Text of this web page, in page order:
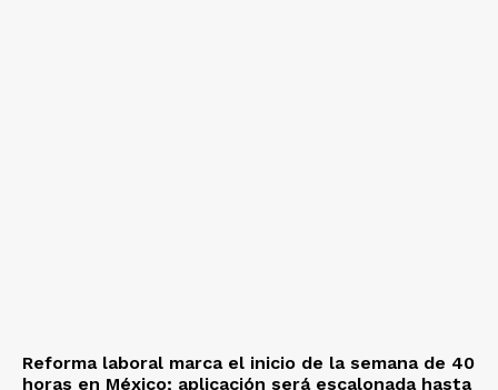
Reforma laboral marca el inicio de la semana de 40
horas en México; aplicación será escalonada hasta